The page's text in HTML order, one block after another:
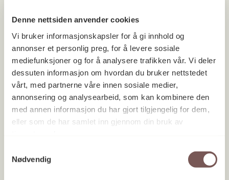
Denne nettsiden anvender cookies
Vi bruker informasjonskapsler for å gi innhold og
annonser et personlig preg, for å levere sosiale
mediefunksjoner og for å analysere trafikken vår. Vi deler
dessuten informasjon om hvordan du bruker nettstedet
vårt, med partnerne våre innen sosiale medier,
annonsering og analysearbeid, som kan kombinere den
med annen informasjon du har gjort tilgjengelig for dem,
eller som de har samlet inn gjennom din bruk av
Nødvendig
for husdyrforsøk og